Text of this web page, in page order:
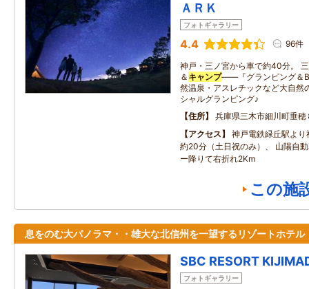
ＡＲＫ
フォトギャラリー
4.4 96件
神戸・三ノ宮から車で約40分。
＆ キャンプ――『グランピング＆
然温泉・アスレチックなど大自然
シャルグランピング♪
住所
兵庫県三木市細川町垂穂
アクセス
神戸電鉄緑丘駅よ
約20分（土日祝のみ）、 山陽自
ー降りて右折れ2Km
この施
息をのむ大パノラマ・・雄大な北信州を一望するリゾートホテル
SBC RESORT
フォトギャラリー